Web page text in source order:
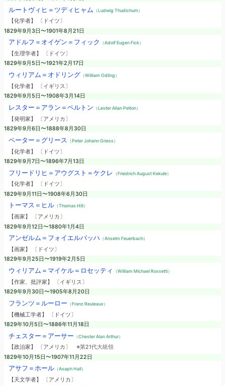
ルートヴィヒ＝ツディヒャム （Ludwig Thudichum）
【化学者】 〔ドイツ〕
1829年9月3日〜1901年8月21日
アドルフ＝オイゲン＝フィック （Adolf Eugen Fick）
【生理学者】 〔ドイツ〕
1829年9月5日〜1921年2月17日
ウィリアム＝オドリング （William Odling）
【化学者】 〔イギリス〕
1829年9月5日〜1908年3月14日
レスター＝アラン＝ペルトン （Lester Allan Pelton）
【発明家】 〔アメリカ〕
1829年9月6日〜1888年8月30日
ペーター＝グリース （Peter Johann Griess）
【化学者】 〔ドイツ〕
1829年9月7日〜1896年7月13日
フリードリヒ＝アウグスト＝ケクレ （Friedrich August Kekule）
【化学者】 〔ドイツ〕
1829年9月11日〜1908年6月30日
トーマス＝ヒル（Thomas Hill）
【画家】 〔アメリカ〕
1829年9月12日〜1880年1月4日
アンゼルム＝フォイエルバッハ （Anselm Feuerbach）
【画家】 〔ドイツ〕
1829年9月25日〜1919年2月5日
ウィリアム＝マイケル＝ロセッティ （William Michael Rossetti）
【作家、批評家】 〔イギリス〕
1829年9月30日〜1905年8月20日
フランツ＝ルーロー （Franz Reuleaux）
【機械工学者】 〔ドイツ〕
1829年10月5日〜1886年11月18日
チェスター＝アーサー （Chester Alan Arthur）
【政治家】 〔アメリカ〕 ※第21代大統領
1829年10月15日〜1907年11月22日
アサフ＝ホール（Asaph Hall）
【天文学者】 〔アメリカ〕